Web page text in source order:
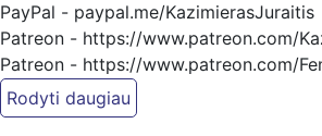
PayPal - paypal.me/KazimierasJuraitis
Patreon - https://www.patreon.com/
Patreon - https://www.patreon.com/
Bankiniu pavedimu - Gavėjas -